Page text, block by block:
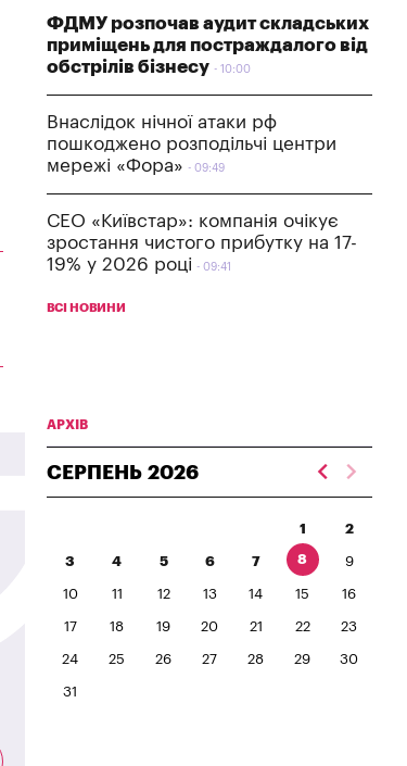
ФДМУ розпочав аудит складських
приміщень для постраждалого від
обстрілів бізнесу
10:00
Внаслідок нічної атаки рф
пошкоджено розподільчі центри
мережі «Фора»
09:49
СЕО «Київстар»: компанія очікує
зростання чистого прибутку на 17-
19% у 2026 році
09:41
ВСІ НОВИНИ
АРХІВ
СЕРПЕНЬ 2026
1 2
3 4 5 6 7 8 9
10 11 12 13 14 15 16
17 18 19 20 21 22 23
24 25 26 27 28 29 30
31